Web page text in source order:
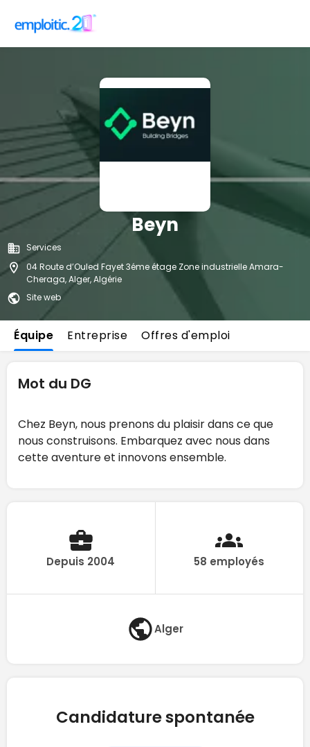
Beyn
Services
04 Route d’Ouled Fayet 3éme étage Zone industrielle Amara-
Cheraga, Alger, Algérie
Site web
Équipe Entreprise Offres d'emploi
Mot du DG
Chez Beyn, nous prenons du plaisir dans ce que
nous construisons. Embarquez avec nous dans
cette aventure et innovons ensemble.
Depuis 2004 58 employés
Alger
Candidature spontanée